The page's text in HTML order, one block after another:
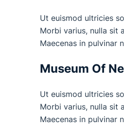
Ut euismod ultricies
Morbi varius, nulla sit
Maecenas in pulvinar
Museum Of
Ut euismod ultricies
Morbi varius, nulla sit
Maecenas in pulvinar